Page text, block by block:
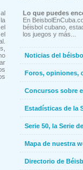
Lo que puedes
En
béisbol cubano,
los juegos y más...
Noticias del
Foros, opiniones,
Concursos sobre
Estadísticas de la
Serie 50, la Serie
Mapa de nuestra
Directorio de